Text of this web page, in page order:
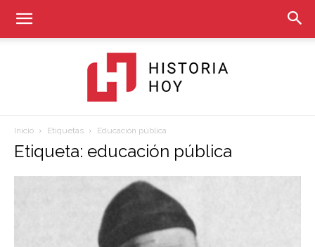
Historia
Hoy
Inicio Etiquetas Educación pública
Etiqueta: educación pública